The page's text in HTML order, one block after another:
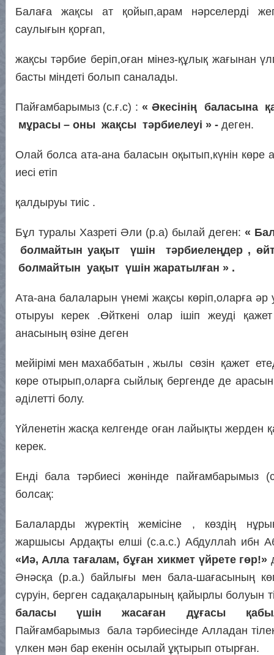
Балаға жақсы ат қойып,арам нәрселерді
саулығын қорғап,
жақсы тәрбие беріп,оған мінез-құлық жағынан
басты міндеті болып саналады.
Пайғамбарымыз (с.ғ.с) : « Әкесінің баласына
мұрасы – оны жақсы тәрбиелеуі » - деген.
Олай болса ата-ана баласын оқытып,күнін
иесі етіп
қалдыруы тиіс .
Бұл туралы Хазреті Әли (р.а) былай деген:«
болмайтын уақыт үшін тәрбиелеңдер ,
болмайтын уақыт үшін жаратылған » .
Ата-ана балаларын үнемі жақсы көріп,оларға әр
отыруы керек .Өйткені олар ішіп жеуді
анасының өзіне деген
мейірімі мен махаббатын , жылы сөзін қажет
көре отырып,оларға сыйлық бергенде де
әділетті болу.
Үйленетін жасқа келгенде оған лайықты жерден
керек.
Енді бала тәрбиесі жөнінде пайғамбарымыз
болсақ:
Балаларды жүректің жемісіне , көздің
жаршысы Ардақты елші (с.а.с.) Абдуллаһ ибн
«Иә, Алла тағалам, бұған хикмет үйрете гөр!»
Әнәсқа (р.а.) байлығы мен бала-шағасының
сүруін, берген садақаларының қайырлы болуын
баласы үшін жасаған дұғасы
Пайғамбарымыз бала тәрбиесінде Алладан
үлкен мән бар екенін осылай ұқтырып отырған.